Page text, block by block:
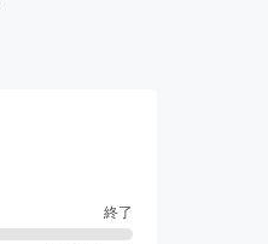
終了